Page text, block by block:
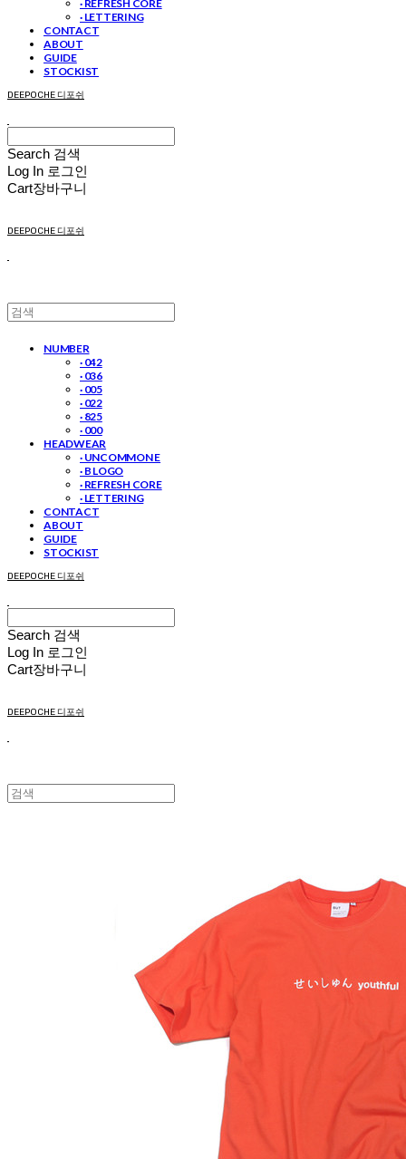
· REFRESH CORE
· LETTERING
CONTACT
ABOUT
GUIDE
STOCKIST
DEEPOCHE 디포쉬
Search 검색
Log In 로그인
Cart장바구니
DEEPOCHE 디포쉬
NUMBER
· 042
· 036
· 005
· 022
· 825
· 000
HEADWEAR
· UNCOMMON E
· B LOGO
· REFRESH CORE
· LETTERING
CONTACT
ABOUT
GUIDE
STOCKIST
DEEPOCHE 디포쉬
Search 검색
Log In 로그인
Cart장바구니
DEEPOCHE 디포쉬